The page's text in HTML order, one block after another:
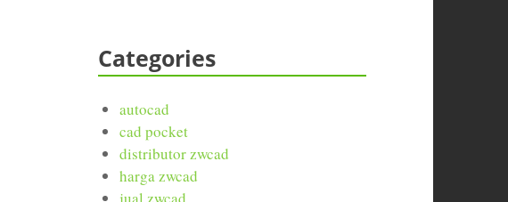
Categories
autocad
cad pocket
distributor zwcad
harga zwcad